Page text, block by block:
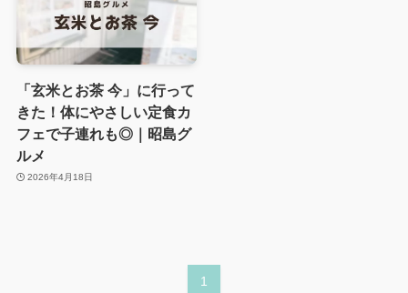
「玄米とお茶 今」に行って
きた！体にやさしい定食カ
フェで子連れも◎｜昭島グ
ルメ
2026年4月18日
1